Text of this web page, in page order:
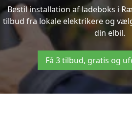
Bestil installation af ladeboks i
tilbud fra lokale elektrikere og
din elbil.
Få 3 tilbud, gratis og